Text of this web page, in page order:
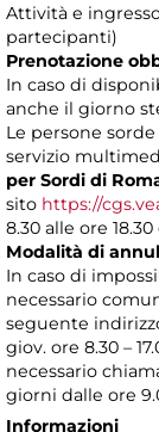
Attività e
partecipanti)
Prenotazione
In caso di
anche il giorno
Le persone
servizio
per Sordi di
sito https://
8.30 alle ore
Modalità di
In caso di
necessario
seguente
giov. ore 8.30 –
necessario
giorni dalle ore
Informazioni